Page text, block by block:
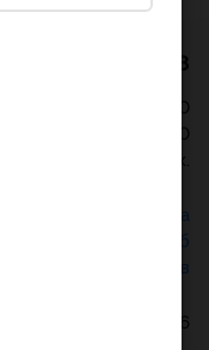
8 (800) 5000-338
работы - 9:30-20:00
- 10:00-19:00
и выходных.
СОГЛАСИЕ на
Соглашение об
cookie-файлов
книги, 1998-2026